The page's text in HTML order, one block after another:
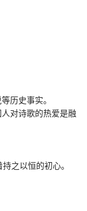
历史事实。
对诗歌的热爱是融
之以恒的初心。